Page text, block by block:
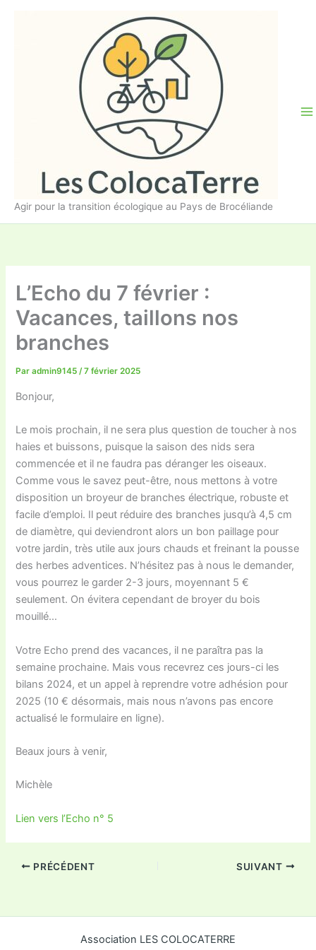
Agir pour la transition écologique au Pays de Brocéliande
L’Echo du 7 février :
Vacances, taillons nos
branches
Paradmin9145/7 février 2025
Bonjour,
Le mois prochain, il ne sera plus question de toucher à nos
haies et buissons, puisque la saison des nids sera
commencée et il ne faudra pas déranger les oiseaux.
Comme vous le savez peut-être, nous mettons à votre
disposition un broyeur de branches électrique, robuste et
facile d’emploi. Il peut réduire des branches jusqu’à 4,5 cm
de diamètre, qui deviendront alors un bon paillage pour
votre jardin, très utile aux jours chauds et freinant la pousse
des herbes adventices. N’hésitez pas à nous le demander,
vous pourrez le garder 2-3 jours, moyennant 5 €
seulement. On évitera cependant de broyer du bois
mouillé…
Votre Echo prend des vacances, il ne paraîtra pas la
semaine prochaine. Mais vous recevrez ces jours-ci les
bilans 2024, et un appel à reprendre votre adhésion pour
2025 (10 € désormais, mais nous n’avons pas encore
actualisé le formulaire en ligne).
Beaux jours à venir,
Michèle
Lien vers l’Echo n° 5
PRÉCÉDENT SUIVANT
Association LES COLOCATERRE